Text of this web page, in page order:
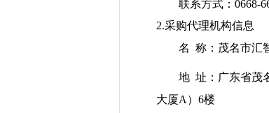
联系方式： 0668-
2.采购代理机构信息
名 称： 茂名市汇
地 址： 广东省茂
大厦A）6楼